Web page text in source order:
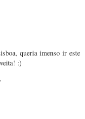
queria imenso ir este
:)